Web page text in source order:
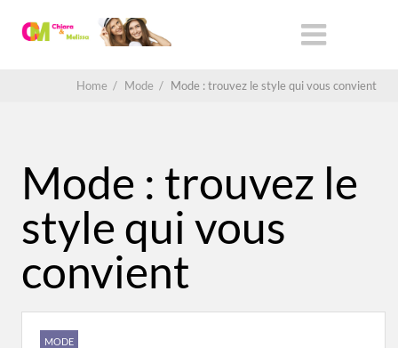
Home / Mode / Mode : trouvez le style qui vous convient
Mode : trouvez le
style qui vous
convient
MODE